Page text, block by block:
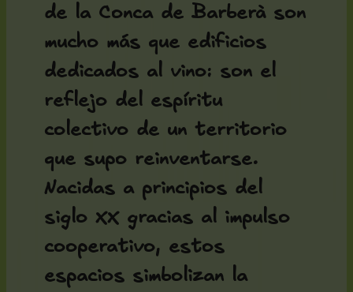
de la Conca de Barberà son
mucho más que edificios
dedicados al vino: son el
reflejo del espíritu
colectivo de un territorio
que supo reinventarse.
Nacidas a principios del
siglo XX gracias al impulso
cooperativo, estos
espacios simbolizan la